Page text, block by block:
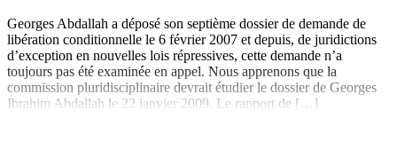
Georges Abdallah a déposé son septième dossier de demande de
libération conditionnelle le 6 février 2007 et depuis, de juridictions
d’exception en nouvelles lois répressives, cette demande n’a
toujours pas été examinée en appel. Nous apprenons que la
commission pluridisciplinaire devrait étudier le dossier de Georges
Ibrahim Abdallah le 22 janvier 2009. Le rapport de […]